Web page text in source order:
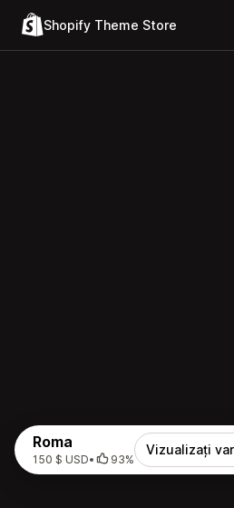
Shopify Theme Store
Roma
150 $ USD• 93%
Vizualizați